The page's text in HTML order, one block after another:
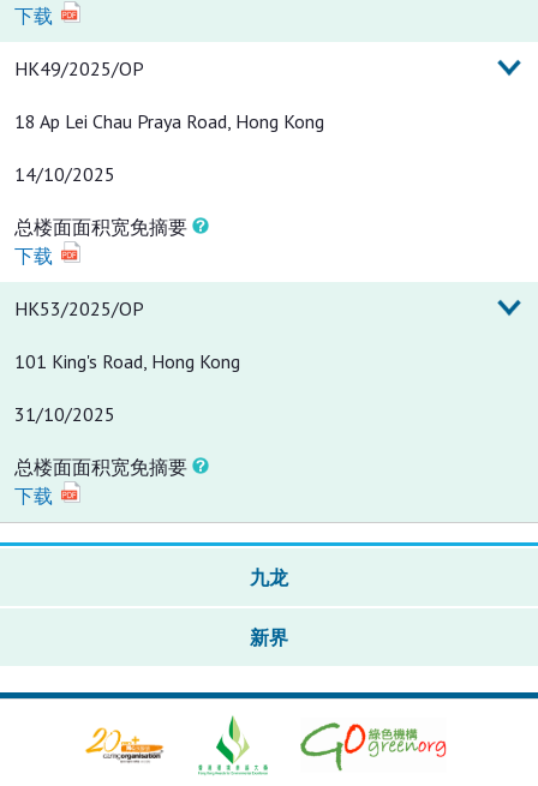
下载
HK49/2025/OP
18 Ap Lei Chau Praya Road, Hong Kong
14/10/2025
总楼面面积宽免摘要
下载
HK53/2025/OP
101 King's Road, Hong Kong
31/10/2025
总楼面面积宽免摘要
下载
九龙
新界